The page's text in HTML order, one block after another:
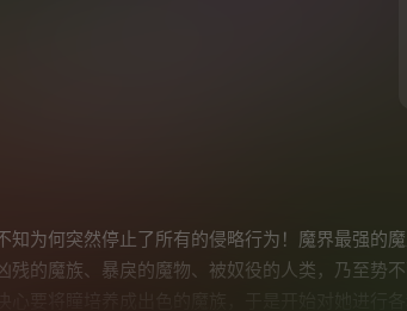
知为何突然停止了所有的侵略行为！魔界最强
魔族、暴戾的魔物、被奴役的人类，乃至势不